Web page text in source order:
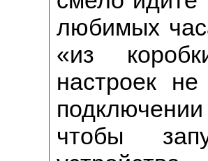
любимых
«из
настроек
чтобы